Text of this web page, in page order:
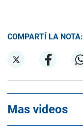
COMPARTÍ LA NOTA:
Mas videos